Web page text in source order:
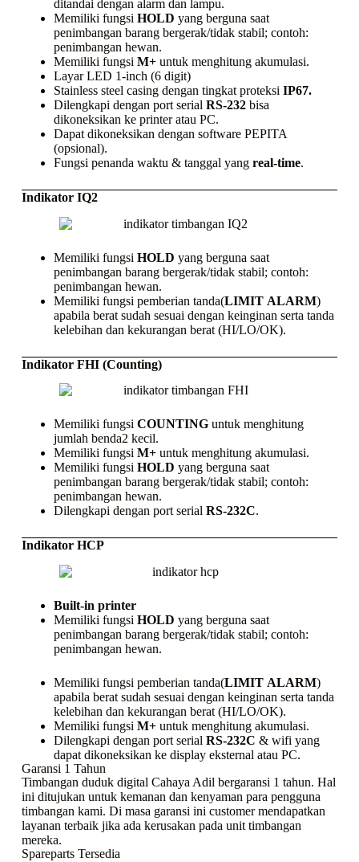
ditandai dengan alarm dan lampu.
Memiliki fungsi HOLD yang berguna saat
penimbangan barang bergerak/tidak stabil; contoh:
penimbangan hewan.
Memiliki fungsi M+ untuk menghitung akumulasi.
Layar LED 1-inch (6 digit)
Stainless steel casing dengan tingkat proteksi IP67.
Dilengkapi dengan port serial RS-232bisa
dikoneksikan ke printeratau PC.
Dapat dikoneksikan dengan software PEPITA
(opsional).
Fungsi penanda waktu & tanggal yang real-time.
Indikator IQ2
Memiliki fungsi HOLD yang berguna saat
penimbangan barang bergerak/tidak stabil; contoh:
penimbangan hewan.
Memiliki fungsi pemberian tanda(LIMIT ALARM)
apabila berat sudah sesuai dengan keinginan serta tanda
kelebihan dan kekurangan berat (HI/LO/OK).
Indikator FHI (Counting)
Memiliki fungsi COUNTING untuk menghitung
jumlah benda2 kecil.
Memiliki fungsi M+ untuk menghitung akumulasi.
Memiliki fungsi HOLD yang berguna saat
penimbangan barang bergerak/tidak stabil; contoh:
penimbangan hewan.
Dilengkapi dengan port serial RS-232C.
Indikator HCP
Built-in printer
Memiliki fungsi HOLD yang berguna saat
penimbangan barang bergerak/tidak stabil; contoh:
penimbangan hewan.
Memiliki fungsi pemberian tanda(LIMIT ALARM)
apabila berat sudah sesuai dengan keinginan serta tanda
kelebihan dan kekurangan berat (HI/LO/OK).
Memiliki fungsi M+ untuk menghitung akumulasi.
Dilengkapi dengan port serial RS-232C & wifi yang
dapat dikoneksikan ke display eksternal atau PC.
Garansi 1 Tahun
Timbangan duduk digital Cahaya Adil bergaransi 1 tahun. Hal
ini ditujukan untuk kemanan dan kenyaman para pengguna
timbangan kami. Di masa garansi ini customer mendapatkan
layanan terbaik jika ada kerusakan pada unit timbangan
mereka.
Spareparts Tersedia